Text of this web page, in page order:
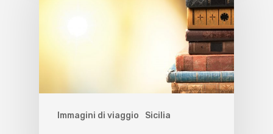
Immagini di viaggio Sicilia